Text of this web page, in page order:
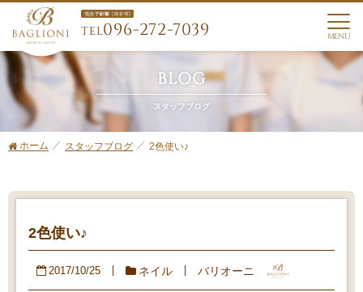
TEL096-272-7039 MENU
BLOG
スタッフブログ
ホーム スタッフブログ 2色使い♪
2色使い♪
2017/10/25 ネイル バリオーニ